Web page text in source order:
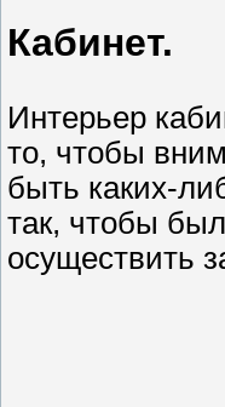
Кабинет.
Интерьер
то, чтобы
быть каких-
так, чтобы
осуществить